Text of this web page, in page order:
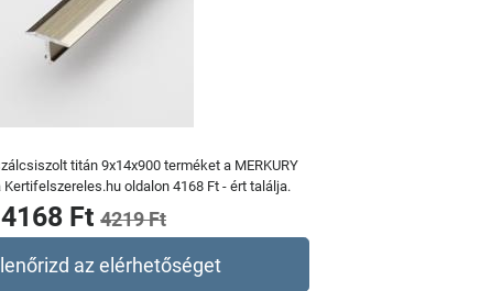
titán 9x14x900 terméket a MERKURY
Kertifelszereles.hu oldalon 4168 Ft - ért találja.
4168 Ft 4219 Ft
az elérhetőséget